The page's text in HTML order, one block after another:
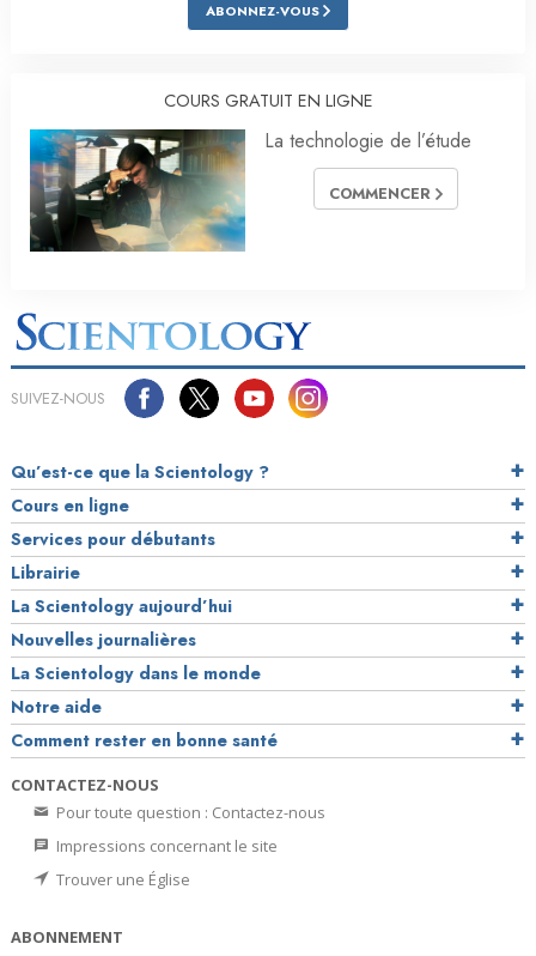
ABONNEZ-VOUS
COURS GRATUIT EN LIGNE
La technologie de l’étude
COMMENCER
SUIVEZ-NOUS
Qu’est-ce que la Scientology ?
Cours en ligne
Services pour débutants
Librairie
La Scientology aujourd’hui
Nouvelles journalières
La Scientology dans le monde
Notre aide
Comment rester en bonne santé
CONTACTEZ-NOUS
Pour toute question : Contactez-nous
Impressions concernant le site
Trouver une Église
ABONNEMENT